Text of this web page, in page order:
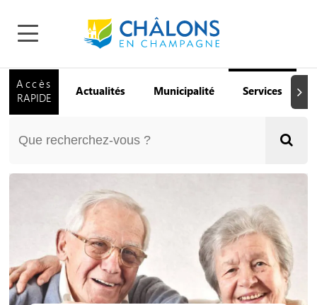
Accès
RAPIDE
Actualités Municipalité Services